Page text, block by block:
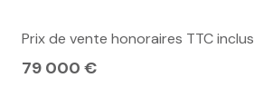
Prix de vente honoraires TTC inclus
79 000 €